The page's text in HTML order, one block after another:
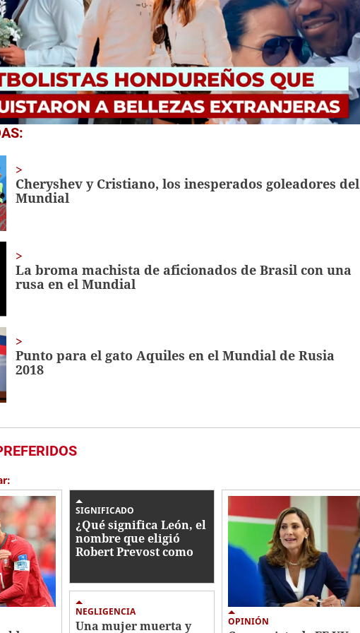
Cheryshev y Cristiano, los inesperados goleadores del
Mundial
La broma machista de aficionados de Brasil con una
rusa en el Mundial
Punto para el gato Aquiles en el Mundial de Rusia
2018
SIGNIFICADO
¿Qué significa León, el
nombre que eligió
Robert Prevost como
NEGLIGENCIA
Una mujer muerta y
OPINIÓN